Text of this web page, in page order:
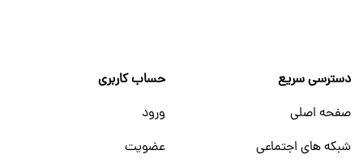
دسترسی سریع
صفحه اصلی
شبکه های اجتماعی
حساب کاربری
ورود
عضویت